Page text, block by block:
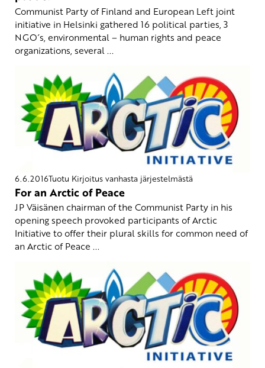
Communist Party of Finland and European Left joint
initiative in Helsinki gathered 16 political parties, 3
NGO´s, environmental – human rights and peace
organizations, several ...
6.6.2016Tuotu Kirjoitus vanhasta järjestelmästä
For an Arctic of Peace
JP Väisänen chairman of the Communist Party in his
opening speech provoked participants of Arctic
Initiative to offer their plural skills for common need of
an Arctic of Peace ...